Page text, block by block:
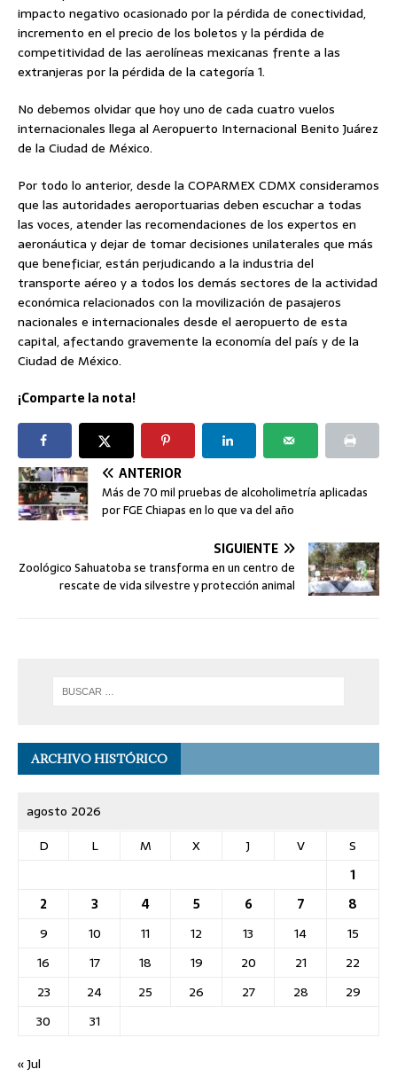
impacto negativo ocasionado por la pérdida de conectividad,
incremento en el precio de los boletos y la pérdida de
competitividad de las aerolíneas mexicanas frente a las
extranjeras por la pérdida de la categoría 1.
No debemos olvidar que hoy uno de cada cuatro vuelos
internacionales llega al Aeropuerto Internacional Benito Juárez
de la Ciudad de México.
Por todo lo anterior, desde la COPARMEX CDMX consideramos
que las autoridades aeroportuarias deben escuchar a todas
las voces, atender las recomendaciones de los expertos en
aeronáutica y dejar de tomar decisiones unilaterales que más
que beneficiar, están perjudicando a la industria del
transporte aéreo y a todos los demás sectores de la actividad
económica relacionados con la movilización de pasajeros
nacionales e internacionales desde el aeropuerto de esta
capital, afectando gravemente la economía del país y de la
Ciudad de México.
¡Comparte la nota!
ANTERIOR
Más de 70 mil pruebas de alcoholimetría aplicadas
por FGE Chiapas en lo que va del año
SIGUIENTE
Zoológico Sahuatoba se transforma en un centro de
rescate de vida silvestre y protección animal
ARCHIVO HISTÓRICO
agosto 2026
D
L M X J V
S
1
2
3 4 5 6 7
8
9
10 11 12 13 14
15
16
17 18 19 20 21
22
23
24 25 26 27 28
29
30
31
« Jul